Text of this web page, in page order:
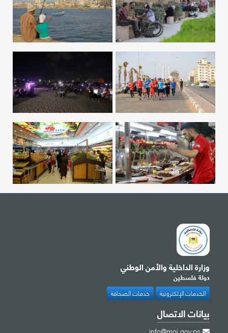
وزارة الداخلية والأمن الوطني
دولة فلسطين
الخدمات الإلكترونية خدمات الصحافة
بيانات الاتصال